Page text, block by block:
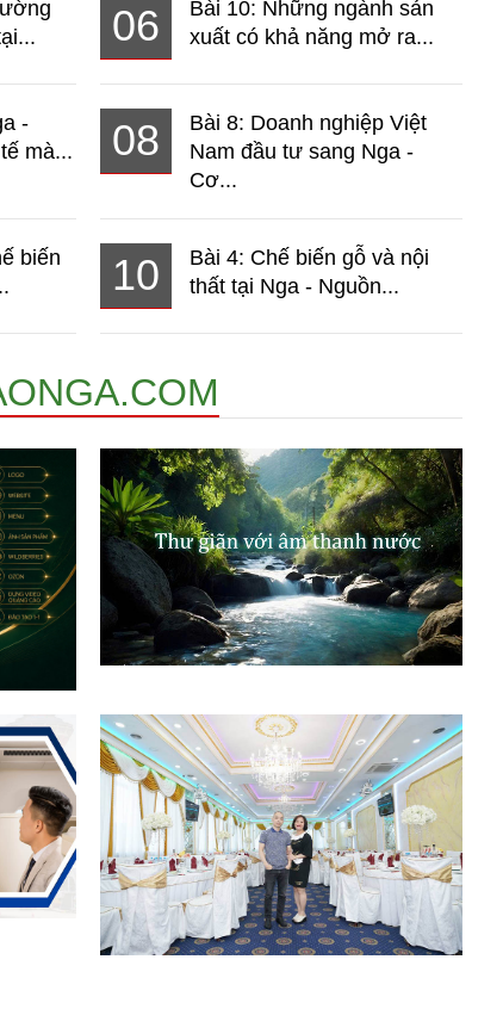
06
Bài 10: Những ngành sản
xuất có khả năng mở ra...
-
mà...
08
Bài 8: Doanh nghiệp Việt
Nam đầu tư sang Nga -
Cơ...
biến
10
Bài 4: Chế biến gỗ và nội
thất tại Nga - Nguồn...